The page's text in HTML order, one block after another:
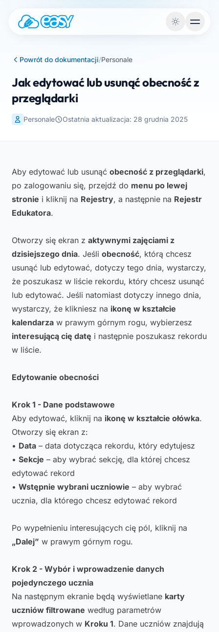
Powrót do dokumentacji/Personale
Jak edytować lub usunąć obecność z
przeglądarki
Personale Ostatnia aktualizacja: 28 grudnia 2025
Aby edytować lub usunąć obecność z przeglądarki,
po zalogowaniu się, przejdź do menu po lewej
stronie i kliknij na Rejestry, a następnie na Rejestr
Edukatora.
Otworzy się ekran z aktywnymi zajęciami z
dzisiejszego dnia. Jeśli obecność, którą chcesz
usunąć lub edytować, dotyczy tego dnia, wystarczy,
że poszukasz w liście rekordu, który chcesz usunąć
lub edytować. Jeśli natomiast dotyczy innego dnia,
wystarczy, że klikniesz na ikonę w kształcie
kalendarza w prawym górnym rogu, wybierzesz
interesującą cię datę i następnie poszukasz rekordu
w liście.
Edytowanie obecności
Krok 1 - Dane podstawowe
Aby edytować, kliknij na ikonę w kształcie ołówka.
Otworzy się ekran z:
• Data – data dotycząca rekordu, który edytujesz
• Sekcje – aby wybrać sekcję, dla której chcesz
edytować rekord
• Wstępnie wybrani uczniowie – aby wybrać
ucznia, dla którego chcesz edytować rekord
Po wypełnieniu interesujących cię pól, kliknij na
„Dalej” w prawym górnym rogu.
Krok 2 - Wybór i wprowadzenie danych
pojedynczego ucznia
Na następnym ekranie będą wyświetlane karty
uczniów filtrowane według parametrów
wprowadzonych w Kroku 1. Dane uczniów znajdują